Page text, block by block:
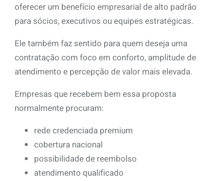
oferecer um benefício empresarial de alto padrão
para sócios, executivos ou equipes estratégicas.
Ele também faz sentido para quem deseja uma
contratação com foco em conforto, amplitude de
atendimento e percepção de valor mais elevada.
Empresas que recebem bem essa proposta
normalmente procuram:
rede credenciada premium
cobertura nacional
possibilidade de reembolso
atendimento qualificado